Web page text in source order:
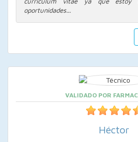
oportunidades...
VALIDADO POR
Héctor